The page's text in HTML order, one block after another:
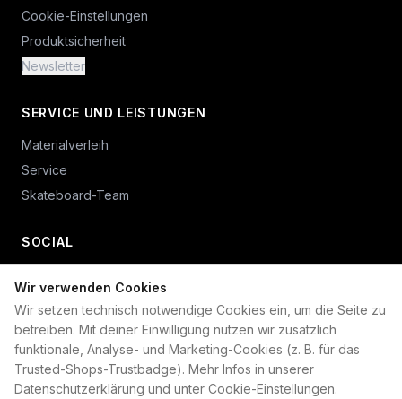
Wir verwenden Cookies
Wir setzen technisch notwendige Cookies ein, um die Seite zu
betreiben. Mit deiner Einwilligung nutzen wir zusätzlich
funktionale, Analyse- und Marketing-Cookies (z. B. für das
Trusted-Shops-Trustbadge). Mehr Infos in unserer
Datenschutzerklärung und unter Cookie-Einstellungen.
Cookie-Einstellungen
Produktsicherheit
Newsletter
SERVICE UND LEISTUNGEN
Materialverleih
Service
Skateboard-Team
SOCIAL
+49 234 687 00 38
shop@plan-b-funsport.de
Sichere Zahlung mit: